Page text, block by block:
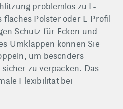
problemlos zu L-
flaches Polster oder L-Profil
Schutz für Ecken und
Umklappen können Sie
um besonders
zu verpacken. Das
Flexibilität bei